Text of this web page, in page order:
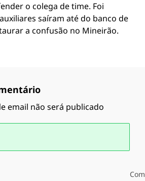
o colega de time. Foi
saíram até do banco de
a confusão no Mineirão.
email não será publicado